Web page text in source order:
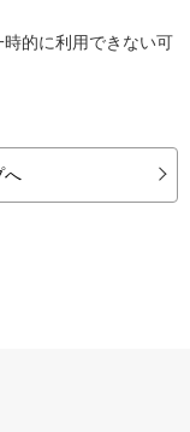
的に利用できない可
へ